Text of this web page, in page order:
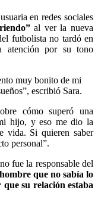
en redes sociales
al ver la nueva
futbolista no tardó en
atención por su tono
muy bonito de mi
escribió Sara.
cómo superó una
hijo, y eso me dio la
vida. Si quieren saber
personal”.
fue la responsable del
que no sabía lo
su relación estaba